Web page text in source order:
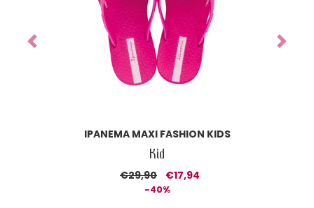
IPANEMA MAXI FASHION KIDS
Kid
€29,90 €17,94
-40%
Previous Next